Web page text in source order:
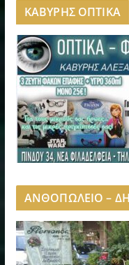
ΚΑΒΥΡΗΣ ΟΠΤΙΚΑ
ΑΝΘΟΠΩΛΕΙΟ –